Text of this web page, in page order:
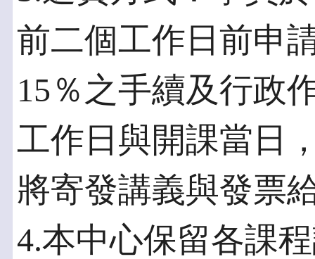
前二個工作日前申
15％之手續及行政
工作日與開課當日
將寄發講義與發票
4.本中心保留各課